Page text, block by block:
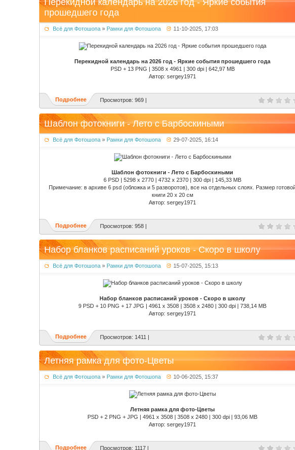
Перекидной календарь на 2026 год - Яркие события
прошедшего года
Всё для Фотошопа » Рамки для Фотошопа 11-10-2025, 17:03
Перекидной календарь на 2026 год - Яркие события прошедшего года
PSD + 13 PNG | 3508 x 4961 | 300 dpi | 642,97 MB
Автор: sergey1971
Подробнее Просмотров: 969 |
Шаблон фотокниги - Лето с Барбоскиными
Всё для Фотошопа » Рамки для Фотошопа 29-07-2025, 16:14
Шаблон фотокниги - Лето с Барбоскиными
6 PSD | 5298 x 2770 | 4732 x 2370 | 300 dpi | 145,33 MB
Примечание: в архиве 6 psd (обложка и 5 разворотов), все на отдельных слоях. Размер
книги 20 x 20 см
Автор: sergey1971
Подробнее Просмотров: 958 |
Набор бланков расписаний уроков - Скоро в школу
Всё для Фотошопа » Рамки для Фотошопа 15-07-2025, 15:13
Набор бланков расписаний уроков - Скоро в школу
9 PSD + 10 PNG + 17 JPG | 4961 x 3508 | 3508 x 2480 | 300 dpi | 738,14 MB
Автор: sergey1971
Подробнее Просмотров: 1411 |
Летняя рамка для фото-Цветы
Всё для Фотошопа » Рамки для Фотошопа 10-06-2025, 15:37
Летняя рамка для фото-Цветы
PSD + 2 PNG + JPG | 4961 x 3508 | 3508 x 2480 | 300 dpi | 93,06 MB
Автор: sergey1971
Подробнее Просмотров: 1117 |